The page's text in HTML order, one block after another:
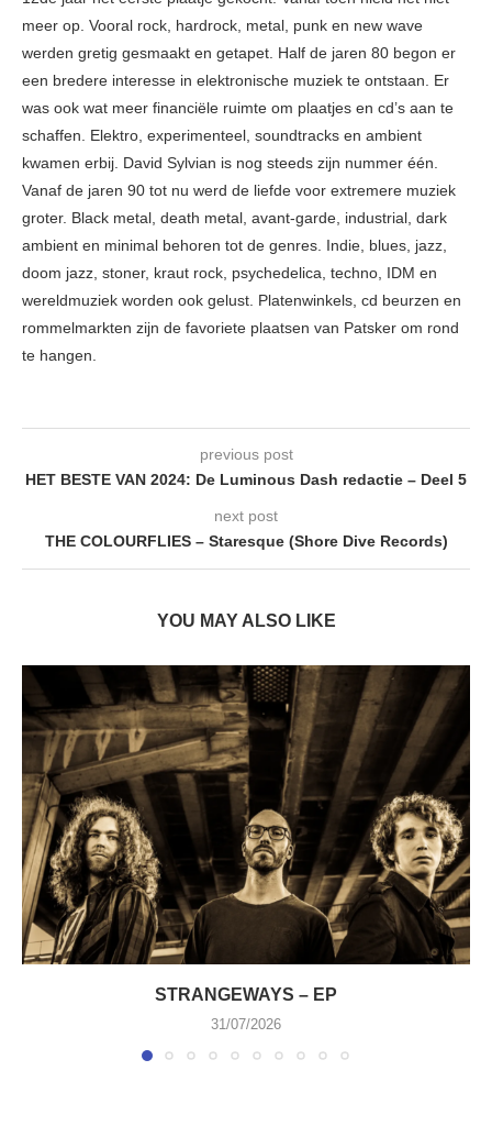
meer op. Vooral rock, hardrock, metal, punk en new wave
werden gretig gesmaakt en getapet. Half de jaren 80 begon er
een bredere interesse in elektronische muziek te ontstaan. Er
was ook wat meer financiële ruimte om plaatjes en cd’s aan te
schaffen. Elektro, experimenteel, soundtracks en ambient
kwamen erbij. David Sylvian is nog steeds zijn nummer één.
Vanaf de jaren 90 tot nu werd de liefde voor extremere muziek
groter. Black metal, death metal, avant-garde, industrial, dark
ambient en minimal behoren tot de genres. Indie, blues, jazz,
doom jazz, stoner, kraut rock, psychedelica, techno, IDM en
wereldmuziek worden ook gelust. Platenwinkels, cd beurzen en
rommelmarkten zijn de favoriete plaatsen van Patsker om rond
te hangen.
previous post
HET BESTE VAN 2024: De Luminous Dash redactie – Deel 5
next post
THE COLOURFLIES – Staresque (Shore Dive Records)
YOU MAY ALSO LIKE
STRANGEWAYS – EP
31/07/2026